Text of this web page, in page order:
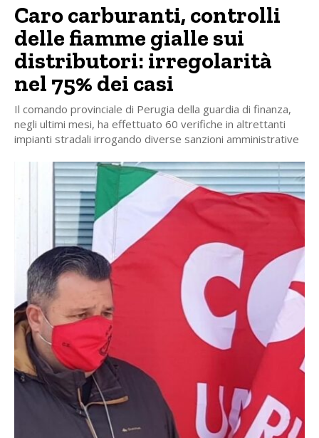
Caro carburanti, controlli
delle fiamme gialle sui
distributori: irregolarità
nel 75% dei casi
Il comando provinciale di Perugia della guardia di finanza,
negli ultimi mesi, ha effettuato 60 verifiche in altrettanti
impianti stradali irrogando diverse sanzioni amministrative